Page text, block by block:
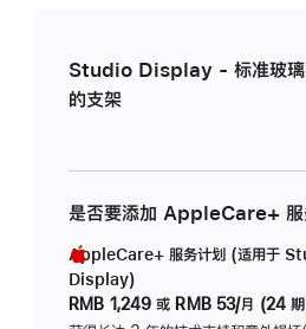
Studio Display - 标准玻璃
的支架
是否要添加 AppleCare+ 服
AppleCare+ 服务计划 (适用于
Display)
RMB 1,249 或 RMB 53/月 (24